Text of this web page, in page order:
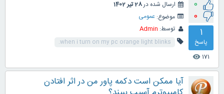
0
0
1
پاسخ
171
visibility
ارسال شده در28 تیر 1402
موضوع: عمومی
توسط: Admin
when i turn on my pc orange light blinks.
آیا ممکن است دکمه پاور من در اثر افتادن